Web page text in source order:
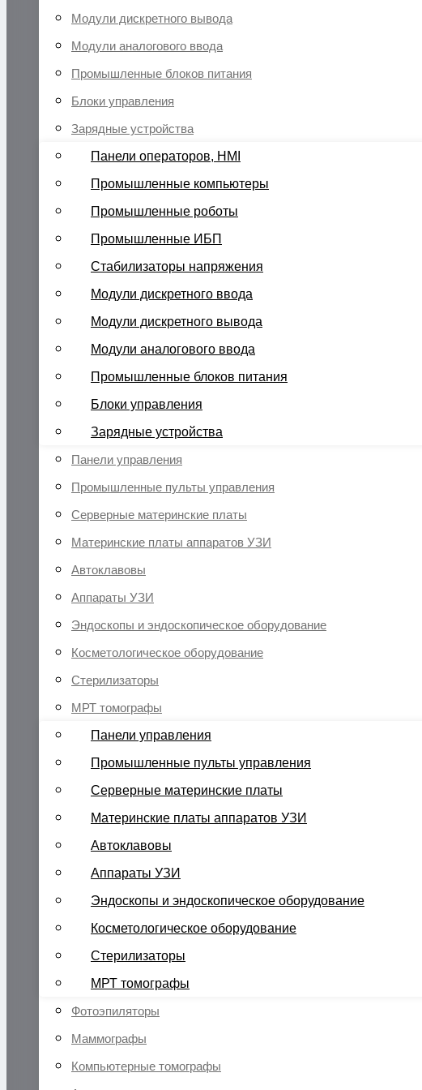
Модули дискретного вывода
Модули аналогового ввода
Промышленные блоков питания
Блоки управления
Зарядные устройства
Панели операторов, HMI
Промышленные компьютеры
Промышленные роботы
Промышленные ИБП
Стабилизаторы напряжения
Модули дискретного ввода
Модули дискретного вывода
Модули аналогового ввода
Промышленные блоков питания
Блоки управления
Зарядные устройства
Панели управления
Промышленные пульты управления
Серверные материнские платы
Материнские платы аппаратов УЗИ
Автоклавовы
Аппараты УЗИ
Эндоскопы и эндоскопическое оборудование
Косметологическое оборудование
Стерилизаторы
МРТ томографы
Панели управления
Промышленные пульты управления
Серверные материнские платы
Материнские платы аппаратов УЗИ
Автоклавовы
Аппараты УЗИ
Эндоскопы и эндоскопическое оборудование
Косметологическое оборудование
Стерилизаторы
МРТ томографы
Фотоэпиляторы
Маммографы
Компьютерные томографы